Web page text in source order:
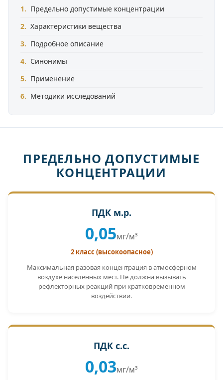
Предельно допустимые концентрации
Характеристики вещества
Подробное описание
Синонимы
Применение
Методики исследований
ПРЕДЕЛЬНО ДОПУСТИМЫЕ
КОНЦЕНТРАЦИИ
ПДК м.р.
0,05мг/м³
2 класс (высокоопасное)
Максимальная разовая концентрация в атмосферном
воздухе населённых мест. Не должна вызывать
рефлекторных реакций при кратковременном
воздействии.
ПДК с.с.
0,03мг/м³